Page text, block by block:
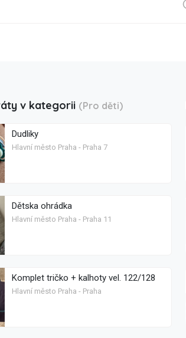
v kategorii (Pro děti)
Dudliky
Hlavní město Praha - Praha 7
Dětska ohrádka
Hlavní město Praha - Praha 11
Komplet tričko + kalhoty vel. 122/128
Hlavní město Praha - Praha